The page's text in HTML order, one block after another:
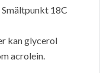
18C
kan glycerol
acrolein.